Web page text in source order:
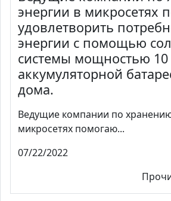
энергии в микросетях
удовлетворить
энергии с помощью
системы мощностью 10
аккумуляторной
дома.
Ведущие компании по
микросетях помогаю...
07/22/2022